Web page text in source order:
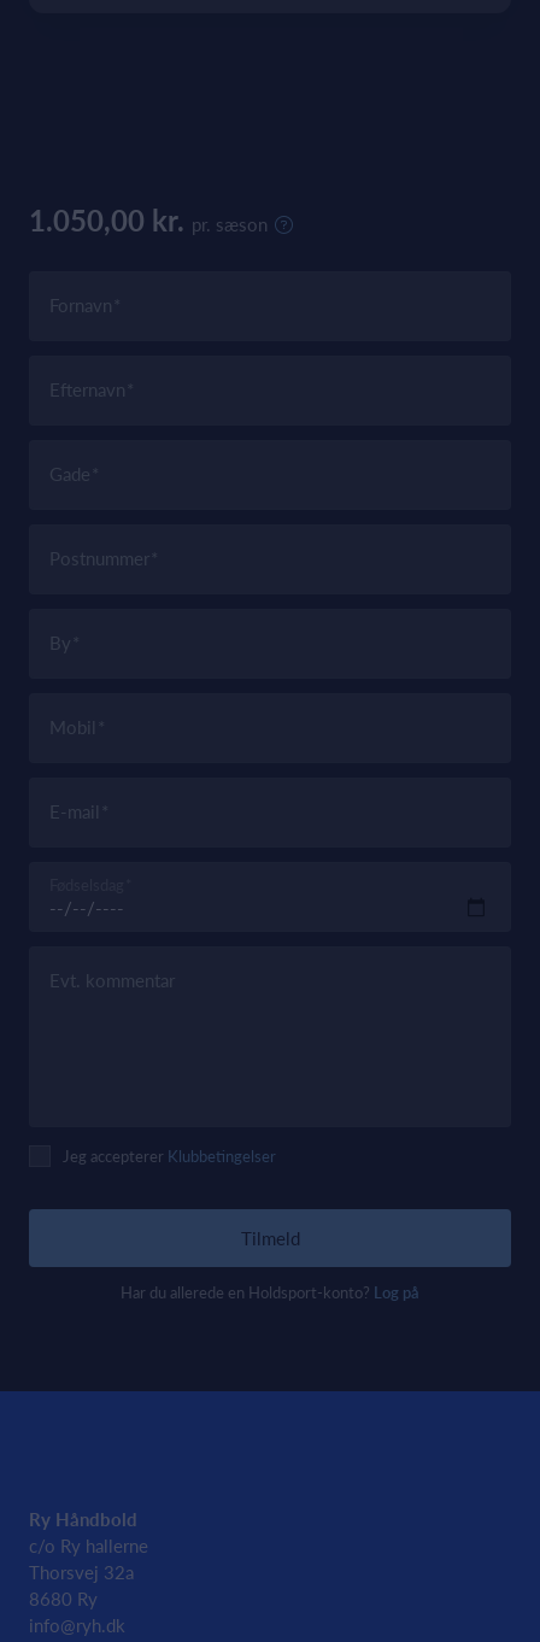
1.050,00 kr. pr. sæson
Fornavn
Efternavn
Gade
Postnummer
By
Mobil
E-mail
Evt. kommentar
Jeg accepterer Klubbetingelser
Tilmeld
Har du allerede en Holdsport-konto? Log på
Ry Håndbold
c/o Ry hallerne
Thorsvej 32a
8680 Ry
info@ryh.dk